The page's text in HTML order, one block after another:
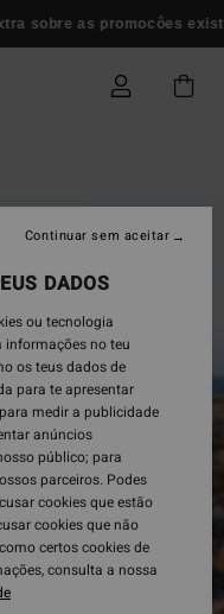
sobre as promocôes
DADOS
ou tecnologia
informações no teu
os teus dados de
para te apresentar
medir a publicidade
anúncios
público; para
parceiros. Podes
cookies que estão
cookies que não
certos cookies de
consulta a nossa
Continuar sem aceitar